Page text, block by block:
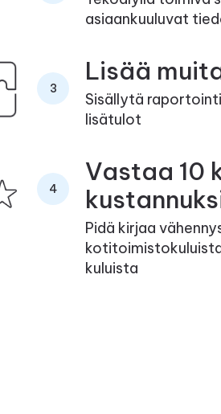
asiaankuuluvat
3
Lisää
Sisällytä
lisätulot
4
Vastaa 10
Pidä kirjaa
kuluista